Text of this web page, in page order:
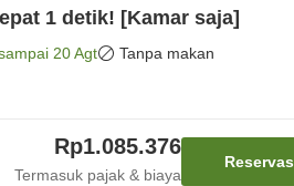
1 detik! [Kamar saja]
20 Agt Tanpa makan
Rp1.085.376
Termasuk pajak & biaya